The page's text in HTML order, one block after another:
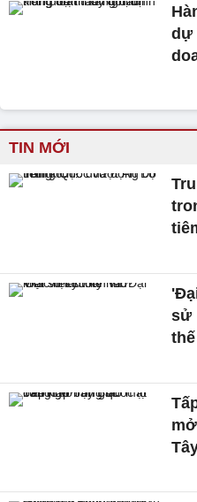
dự
TIN MỚI
sử